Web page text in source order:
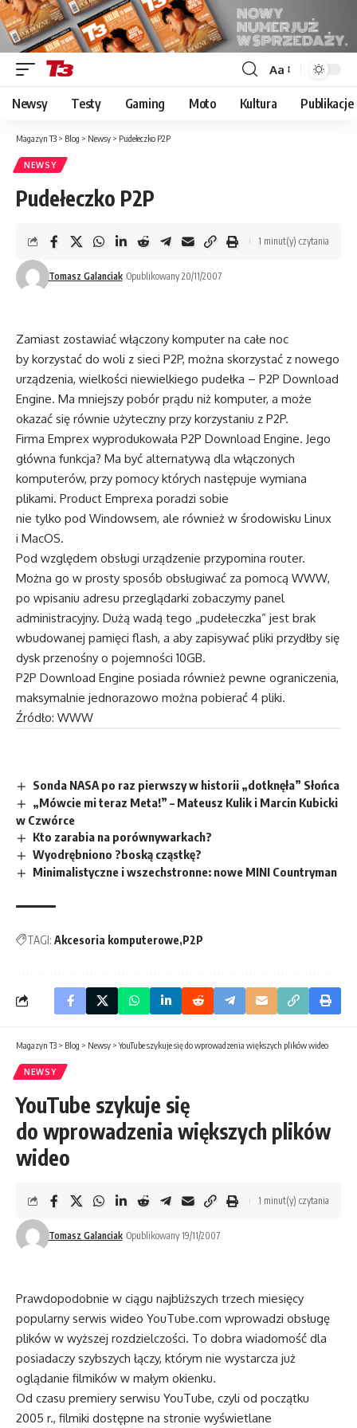
Font
Resizer
Aa
Newsy Testy Gaming Moto Kultura Publikacje
Magazyn T3 > Blog > Newsy > Pudełeczko P2P
NEWSY
Pudełeczko P2P
Tomasz Galanciak Opublikowany 20/11/2007
1 minut(y) czytania
Zamiast zostawiać włączony komputer na całe noc
by korzystać do woli z sieci P2P, można skorzystać z nowego
urządzenia, wielkości niewielkiego pudełka – P2P Download
Engine. Ma mniejszy pobór prądu niż komputer, a może
okazać się równie użyteczny przy korzystaniu z P2P.
Firma Emprex wyprodukowała P2P Download Engine. Jego
główna funkcja? Ma być alternatywą dla włączonych
komputerów, przy pomocy których następuje wymiana
plikami. Product Emprexa poradzi sobie
nie tylko pod Windowsem, ale również w środowisku Linux
i MacOS.
Pod względem obsługi urządzenie przypomina router.
Można go w prosty sposób obsługiwać za pomocą WWW,
po wpisaniu adresu przeglądarki zobaczymy panel
administracyjny. Dużą wadą tego „pudełeczka” jest brak
wbudowanej pamięci flash, a aby zapisywać pliki przydłby się
dysk przenośny o pojemności 10GB.
P2P Download Engine posiada również pewne ograniczenia,
maksymalnie jednorazowo można pobierać 4 pliki.
Źródło: WWW
Sonda NASA po raz pierwszy w historii „dotknęła” Słońca
„Mówcie mi teraz Meta!” – Mateusz Kulik i Marcin Kubicki
w Czwórce
Kto zarabia na porównywarkach?
Wyodrębniono ?boską cząstkę?
Minimalistyczne i wszechstronne: nowe MINI Countryman
TAGI: Akcesoria komputerowe P2P
Magazyn T3 > Blog > Newsy >YouTube szykuje się do wprowadzenia większych plików wideo
NEWSY
YouTube szykuje się
do wprowadzenia większych plików
wideo
Tomasz Galanciak Opublikowany 19/11/2007
1 minut(y) czytania
Prawdopodobnie w ciągu najbliższych trzech miesięcy
popularny serwis wideo YouTube.com wprowadzi obsługę
plików w wyższej rozdzielczości. To dobra wiadomość dla
posiadaczy szybszych łączy, którym nie wystarcza już
oglądanie filmików w małym okienku.
Od czasu premiery serwisu YouTube, czyli od początku
2005 r., filmiki dostępne na stronie wyświetlane